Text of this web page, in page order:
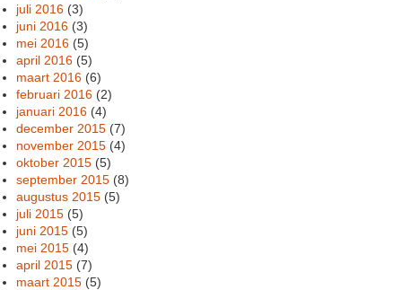
juli 2016 (3)
juni 2016 (3)
mei 2016 (5)
april 2016 (5)
maart 2016 (6)
februari 2016 (2)
januari 2016 (4)
december 2015 (7)
november 2015 (4)
oktober 2015 (5)
september 2015 (8)
augustus 2015 (5)
juli 2015 (5)
juni 2015 (5)
mei 2015 (4)
april 2015 (7)
maart 2015 (5)